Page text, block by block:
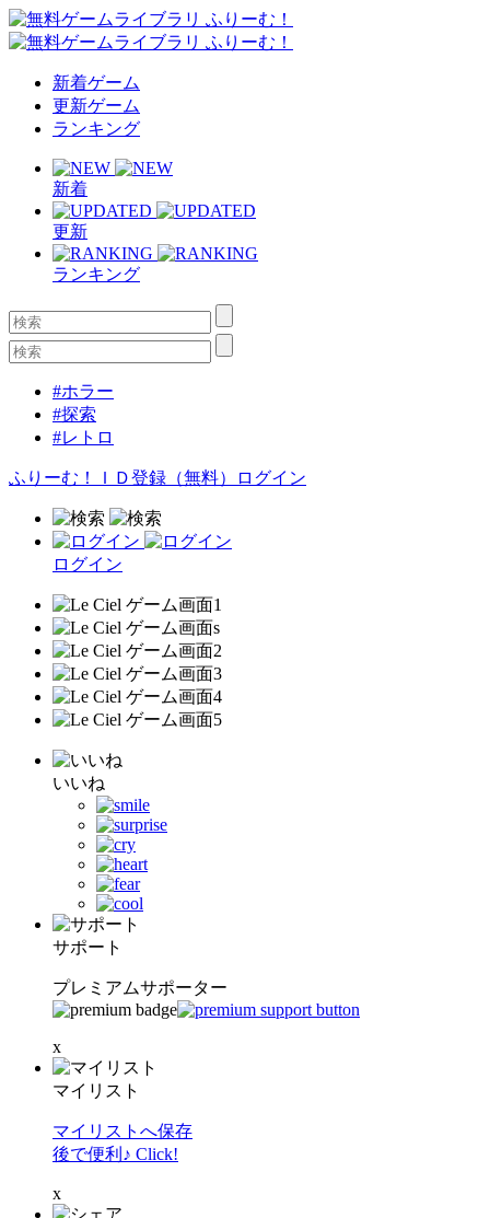
新着ゲーム
更新ゲーム
ランキング
新着
更新
ランキング
#ホラー
#探索
#レトロ
ふりーむ！ＩＤ登録（無料） ログイン
ログイン
いいね
サポート
プレミアムサポーター
x
マイリスト
マイリストへ保存
後で便利♪ Click!
x